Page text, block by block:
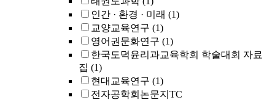
인간 · 환경 · 미래 (1)
교양교육연구 (1)
영어권문화연구 (1)
한국도덕윤리과교육학회 학술대회 자료
집 (1)
현대교육연구 (1)
전자공학회논문지TC